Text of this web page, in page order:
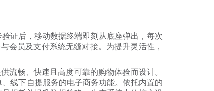
证后，移动数据终端即刻从底座弹出，每次
会员及支付系统无缝对接。为提升灵活性，
流畅、快速且高度可靠的购物体验而设计。
线下自提服务的电子商务功能。依托内置的